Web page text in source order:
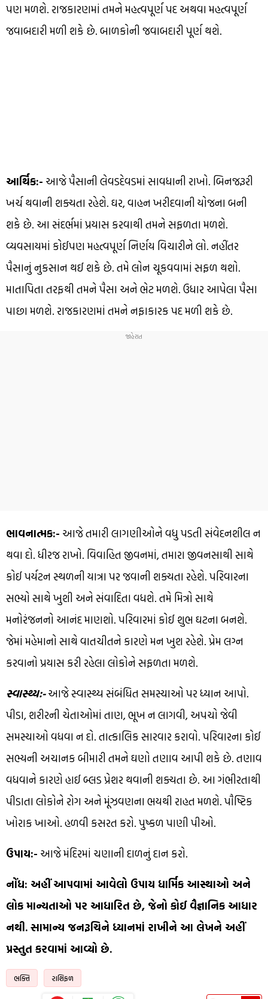
પણ મળશે. રાજકારણમાં તમને મહત્વપૂર્ણ પદ અથવા મહત્વપૂર્ણ
જવાબદારી મળી શકે છે. બાળકોની જવાબદારી પૂર્ણ થશે.
આર્થિક:- આજે પૈસાની લેવડદેવડમાં સાવધાની રાખો. બિનજરૂરી
ખર્ચ થવાની શક્યતા રહેશે. ઘર, વાહન ખરીદવાની યોજના બની
શકે છે. આ સંદર્ભમાં પ્રયાસ કરવાથી તમને સફળતા મળશે.
વ્યવસાયમાં કોઈપણ મહત્વપૂર્ણ નિર્ણય વિચારીને લો. નહીંતર
પૈસાનું નુકસાન થઈ શકે છે. તમે લોન ચૂકવવામાં સફળ થશો.
માતાપિતા તરફથી તમને પૈસા અને ભેટ મળશે. ઉધાર આપેલા પૈસા
પાછા મળશે. રાજકારણમાં તમને નફાકારક પદ મળી શકે છે.
ભાવનાત્મક:- આજે તમારી લાગણીઓને વધુ પડતી સંવેદનશીલ ન
થવા દો. ધીરજ રાખો. વિવાહિત જીવનમાં, તમારા જીવનસાથી સાથે
કોઈ પર્યટન સ્થળની યાત્રા પર જવાની શક્યતા રહેશે. પરિવારના
સભ્યો સાથે ખુશી અને સંવાદિતા વધશે. તમે મિત્રો સાથે
મનોરંજનનો આનંદ માણશો. પરિવારમાં કોઈ શુભ ઘટના બનશે.
જેમાં મહેમાનો સાથે વાતચીતને કારણે મન ખુશ રહેશે. પ્રેમ લગ્ન
કરવાનો પ્રયાસ કરી રહેલા લોકોને સફળતા મળશે.
સ્વાસ્થ્ય:-આજે સ્વાસ્થ્ય સંબંધિત સમસ્યાઓ પર ધ્યાન આપો.
પીડા, શરીરની ચેતાઓમાં તાણ, ભૂખ ન લાગવી, અપચો જેવી
સમસ્યાઓ વધવા ન દો. તાત્કાલિક સારવાર કરાવો. પરિવારના કોઈ
સભ્યની અચાનક બીમારી તમને ઘણો તણાવ આપી શકે છે. તણાવ
વધવાને કારણે હાઈ બ્લડ પ્રેશર થવાની શક્યતા છે. આ ગંભીરતાથી
પીડાતા લોકોને રોગ અને મૂંઝવણના ભયથી રાહત મળશે. પૌષ્ટિક
ખોરાક ખાઓ. હળવી કસરત કરો. પુષ્કળ પાણી પીઓ.
ઉપાય:- આજે મંદિરમાં ચણાની દાળનું દાન કરો.
નોંધ: અહીં આપવામાં આવેલો ઉપાય ધાર્મિક આસ્થાઓ અને
લોક માન્યતાઓ પર આધારિત છે, જેનો કોઈ વૈજ્ઞાનિક આધાર
નથી. સામાન્ય જનરૂચિને ધ્યાનમાં રાખીને આ લેખને અહીં
પ્રસ્તુત કરવામાં આવ્યો છે.
ભક્તિ રાશિફળ